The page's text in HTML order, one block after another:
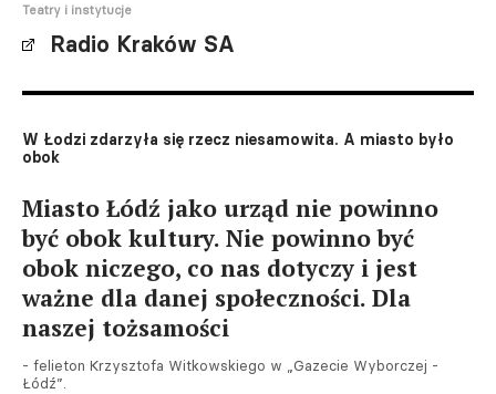
Teatry i instytucje
Radio Kraków SA
W Łodzi zdarzyła się rzecz niesamowita. A miasto było
obok
Miasto Łódź jako urząd nie powinno
być obok kultury. Nie powinno być
obok niczego, co nas dotyczy i jest
ważne dla danej społeczności. Dla
naszej tożsamości
- felieton Krzysztofa Witkowskiego w „Gazecie Wyborczej -
Łódź”.